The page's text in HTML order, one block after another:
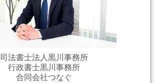
司法書士法人黒川事務所
行政書士黒川事務所
合同会社つなぐ